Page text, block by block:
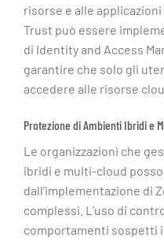
risorse e alle
Trust può essere
di Identity and Access
garantire che solo gli
accedere alle risorse
Protezione di Ambienti Ibridi e
Le organizzazioni che
ibridi e multi-cloud
dall’implementazione di
complessi. L’uso di
comportamenti sospetti